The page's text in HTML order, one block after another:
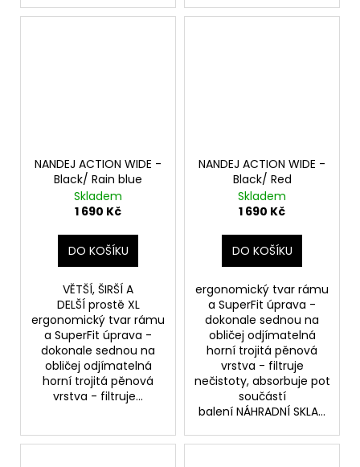
NANDEJ ACTION WIDE -
Black/ Rain blue
Skladem
1 690 Kč
DO KOŠÍKU
VĚTŠÍ, ŠIRŠÍ A
DELŠÍ prostě XL
ergonomický tvar rámu
a SuperFit úprava -
dokonale sednou na
obličej odjímatelná
horní trojitá pěnová
vrstva - filtruje...
NANDEJ ACTION WIDE -
Black/ Red
Skladem
1 690 Kč
DO KOŠÍKU
ergonomický tvar rámu
a SuperFit úprava -
dokonale sednou na
obličej odjímatelná
horní trojitá pěnová
vrstva - filtruje
nečistoty, absorbuje pot
součástí
balení NÁHRADNÍ SKLA...